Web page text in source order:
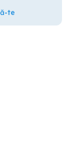
te